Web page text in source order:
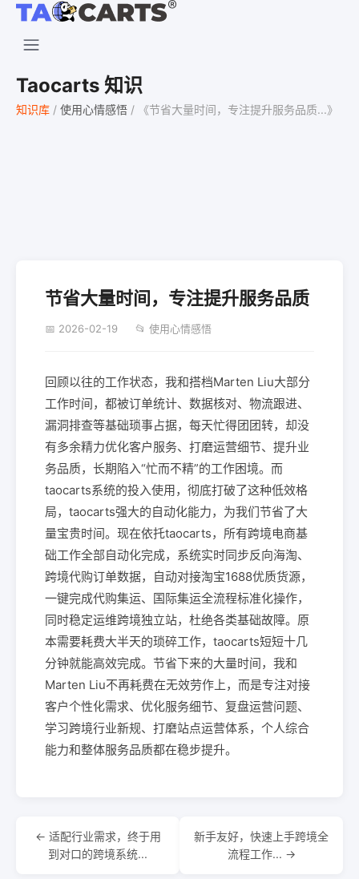
Taocarts 知识
知识库 / 使用心情感悟 / 《节省大量时间，专注提升服务品质...》
节省大量时间，专注提升服务品质
📅 2026-02-19 📂 使用心情感悟
回顾以往的工作状态，我和搭档Marten Liu大部分
工作时间，都被订单统计、数据核对、物流跟进、
漏洞排查等基础琐事占据，每天忙得团团转，却没
有多余精力优化客户服务、打磨运营细节、提升业
务品质，长期陷入“忙而不精”的工作困境。而
taocarts系统的投入使用，彻底打破了这种低效格
局，taocarts强大的自动化能力，为我们节省了大
量宝贵时间。现在依托taocarts，所有跨境电商基
础工作全部自动化完成，系统实时同步反向海淘、
跨境代购订单数据，自动对接淘宝1688优质货源，
一键完成代购集运、国际集运全流程标准化操作，
同时稳定运维跨境独立站，杜绝各类基础故障。原
本需要耗费大半天的琐碎工作，taocarts短短十几
分钟就能高效完成。节省下来的大量时间，我和
Marten Liu不再耗费在无效劳作上，而是专注对接
客户个性化需求、优化服务细节、复盘运营问题、
学习跨境行业新规、打磨站点运营体系，个人综合
能力和整体服务品质都在稳步提升。
← 适配行业需求，终于用
到对口的跨境系统...
新手友好，快速上手跨境全
流程工作... →